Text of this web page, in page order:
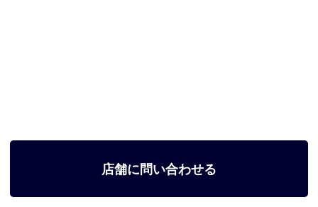
店舗に問い合わせる